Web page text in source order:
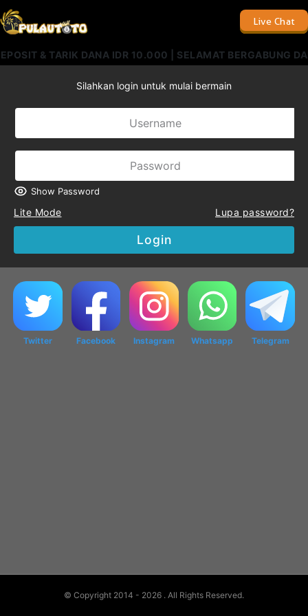
Live Chat
& TARIK DANA IDR 10.000 | SELAMAT BERGABUNG
Silahkan login untuk mulai bermain
Show Password
Lite Mode Lupa password?
Login
Twitter Facebook Instagram Whatsapp Telegram
© Copyright 2014 - 2026 . All Rights Reserved.